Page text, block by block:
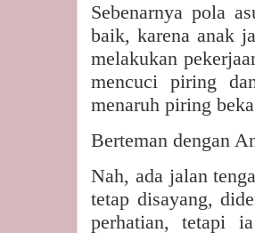
Sebenarnya pola
baik, karena anak
melakukan
mencuci piring
menaruh piring
Berteman dengan
Nah, ada jalan
tetap disayang,
perhatian, tetapi